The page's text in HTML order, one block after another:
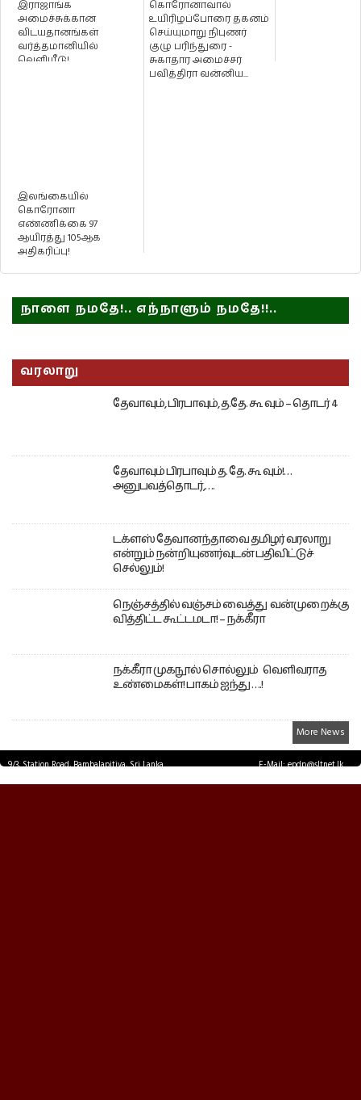
இராஜாங்க
அமைச்சுக்கான
விடயதானங்கள்
வர்த்தமானியில்
வெளியீடு!
கொரோனாவால்
உயிரிழப்போரை தகனம்
செய்யுமாறு நிபுணர்
குழு பரிந்துரை -
சுகாதார அமைச்சர்
பவித்திரா வன்னிய...
இலங்கையில்
கொரோனா
எண்ணிக்கை 97
ஆயிரத்து 105ஆக
அதிகரிப்பு!
நாளை நமதே!.. எந்நாளும் நமதே!!..
வரலாறு
தேவாவும், பிரபாவும், த.தே. கூ வும் – தொடர் 4
தேவாவும் பிரபாவும் த. தே. கூ வும்!…
அனுபவத்தொடர்,….
டக்ளஸ் தேவானந்தாவை தமிழர் வரலாறு
என்றும் நன்றியுணர்வுடன் பதிவிட்டுச்
செல்லும்!
நெஞ்சத்தில் வஞ்சம் வைத்து வன்முறைக்கு
வித்திட்ட கூட்டமடா! – நக்கீரா
நக்கீரா முகநூல் சொல்லும் வெளிவராத
உண்மைகள்! பாகம் ஐந்து ….!
More News
9/3, Station Road, Bambalapitiya, Sri Lanka.
E-Mail: epdp@sltnet.lk